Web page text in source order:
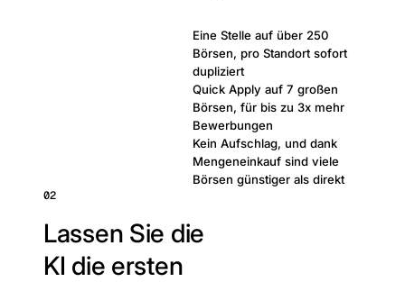
Eine Stelle auf über 250
Börsen, pro Standort sofort
dupliziert
Quick Apply auf 7 großen
Börsen, für bis zu 3x mehr
Bewerbungen
Kein Aufschlag, und dank
Mengeneinkauf sind viele
Börsen günstiger als direkt
02
Lassen Sie die
KI die ersten